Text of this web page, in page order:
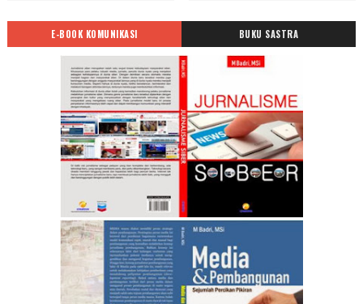
E-BOOK KOMUNIKASI BUKU SASTRA